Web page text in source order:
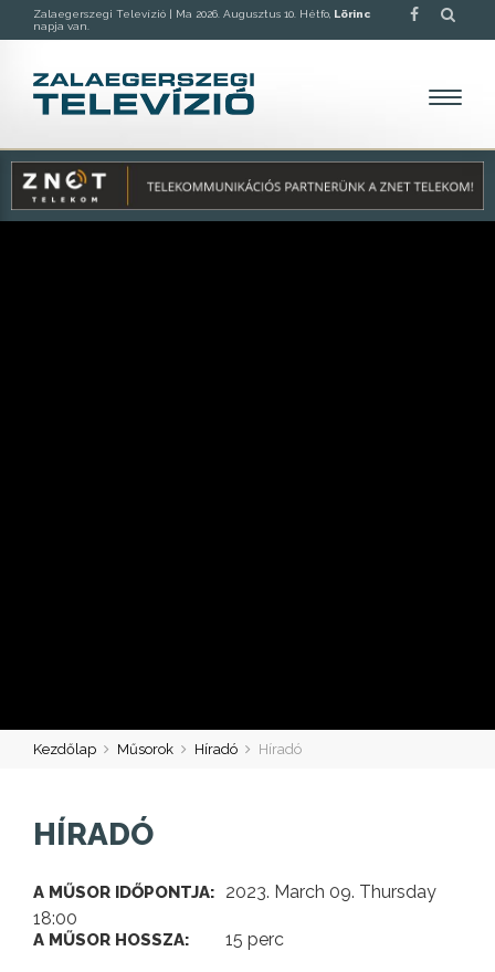
Zalaegerszegi Televízió | Ma 2026. Augusztus 10. Hétfo, Lörinc
napja van.
Kezdőlap Műsorok Híradó Híradó
HÍRADÓ
A MŰSOR IDŐPONTJA:
2023. March 09. Thursday
18:00
A MŰSOR HOSSZA: 15 perc